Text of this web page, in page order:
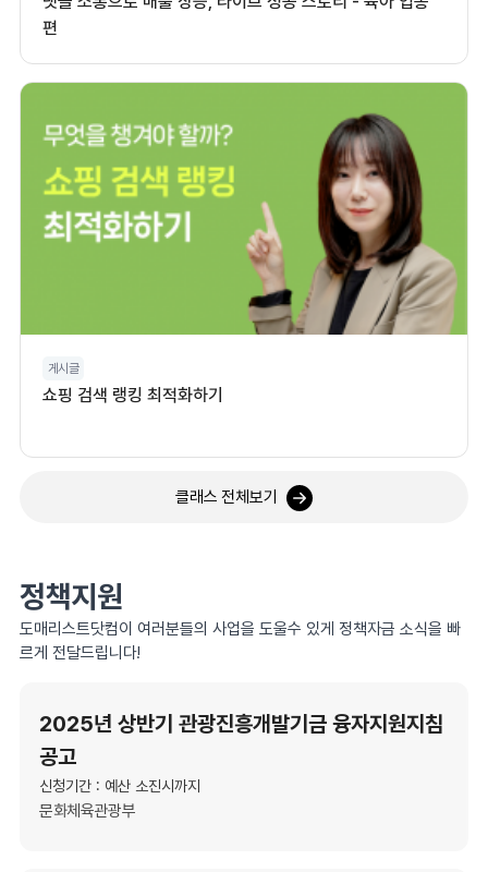
편
게시글
쇼핑 검색 랭킹 최적화하기
클래스 전체보기
정책지원
도매리스트닷컴이 여러분들의 사업을 도울수 있게 정책자금 소식을 빠
르게 전달드립니다!
2025년 상반기 관광진흥개발기금 융자지원지침
공고
신청기간 : 예산 소진시까지
문화체육관광부